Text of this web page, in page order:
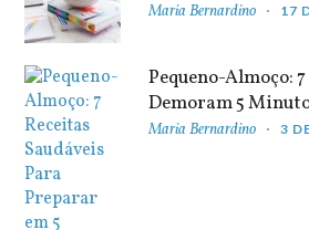
Maria Bernardino 17
Pequeno-Almoço:
Demoram 5
Maria Bernardino 3